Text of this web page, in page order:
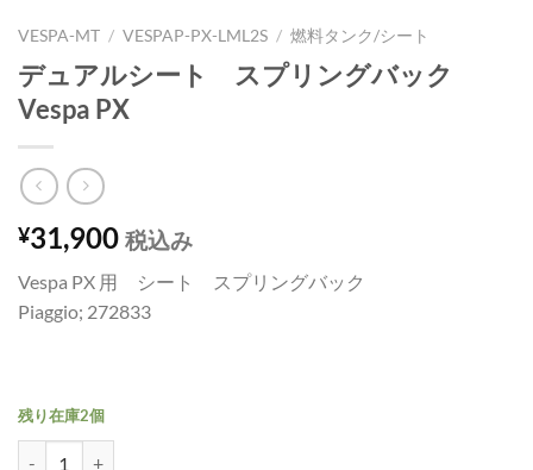
VESPA-MT / VESPAP-PX-LML2S / 燃料タンク/シート
デュアルシート スプリングバック
Vespa PX
¥31,900 税込み
Vespa PX 用 シート スプリングバック
Piaggio; 272833
残り在庫2個